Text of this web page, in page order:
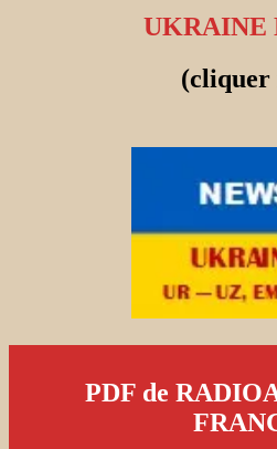
UKRAINE
(cliquer
PDF de